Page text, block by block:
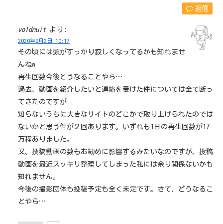
返信
voldnuit より:
2020年9月2日 10:17
その頃には頭がすっかり寂しくなってるかも知れませ
んねw
再生回数今後どうなることやら…
過去、動画を紹介したいと連絡を受けた件については全て断っ
てきたのですが
知らないうちに大きなサイトのどこかで取り上げられたのでは
ないかと思う件が２回あります。いずれも1日の再生回数が17
万程ありました。
又、投稿動画の数もお勧めに影響するみたいなのですが、投稿
動画を最近スッキリ整理してしまった私には余り関係ないかも
知れません。
今後の撮影団体も投稿予定も全く未定です。さて、どうなるこ
とやら…